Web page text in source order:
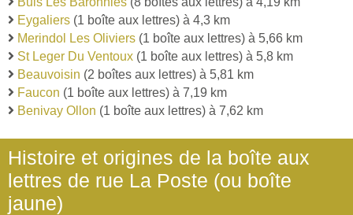
Eygaliers (1 boîte aux lettres) à 4,3 km
Merindol Les Oliviers (1 boîte aux lettres) à 5,66 km
St Leger Du Ventoux (1 boîte aux lettres) à 5,8 km
Beauvoisin (2 boîtes aux lettres) à 5,81 km
Faucon (1 boîte aux lettres) à 7,19 km
Benivay Ollon (1 boîte aux lettres) à 7,62 km
Histoire et origines de la boîte aux
lettres de rue La Poste (ou boîte
jaune)